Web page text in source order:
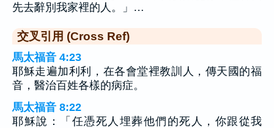
先去辭別我家裡的人。」…
交叉引用 (Cross Ref)
馬太福音 4:23
耶穌走遍加利利，在各會堂裡教訓人，傳天國的福
音，醫治百姓各樣的病症。
馬太福音 8:22
耶穌說：「任憑死人埋葬他們的死人，你跟從我